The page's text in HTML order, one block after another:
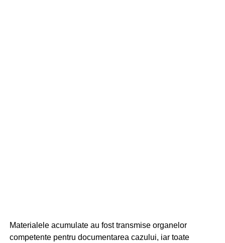
Materialele acumulate au fost transmise organelor
competente pentru documentarea cazului, iar toate